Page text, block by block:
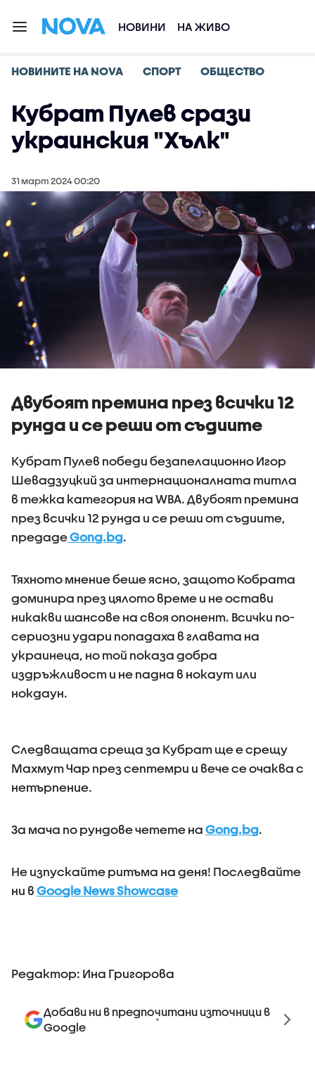
НОВИНИ НА ЖИВО
НОВИНИТЕ НА NOVA СПОРТ ОБЩЕСТВО
Кубрат Пулев срази
украинския "Хълк"
31 март 2024 00:20
Двубоят премина през всички 12
рунда и се реши от съдиите
Кубрат Пулев победи безапелационно Игор
Шевадзуцкий за интернационалната титла
в тежка категория на WBA. Двубоят премина
през всички 12 рунда и се реши от съдиите,
предадеGong.bg.
Тяхното мнение беше ясно, защото Кобрата
доминира през цялото време и не остави
никакви шансове на своя опонент. Всички по-
сериозни удари попадаха в главата на
украинеца, но той показа добра
издръжливост и не падна в нокаут или
нокдаун.
Следващата среща за Кубрат ще е срещу
Махмут Чар през септемри и вече се очаква с
нетърпение.
За мача по рундове четете на Gong.bg.
Не изпускайте ритъма на деня! Последвайте
ни в Google News Showcase
Редактор: Ина Григорова
Добави ни в предпочитани източници в
Google